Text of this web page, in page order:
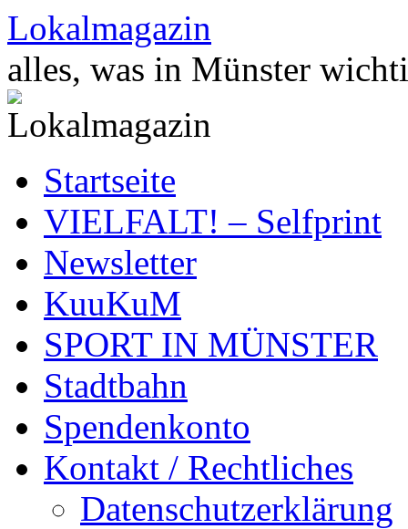
Zum
Inhalt
springen
Lokalmagazin
alles, was in Münster
Startseite
VIELFALT! – Selfprint
Newsletter
KuuKuM
SPORT IN MÜNSTER
Stadtbahn
Spendenkonto
Kontakt / Rechtliches
Datenschutzerklärung